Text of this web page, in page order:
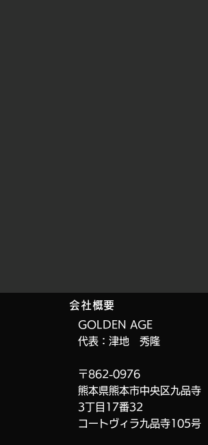
会社概要
GOLDEN AGE
代表：津地 秀隆
〒862-0976
熊本県熊本市中央区九品寺
3丁目17番32
コートヴィラ九品寺105号